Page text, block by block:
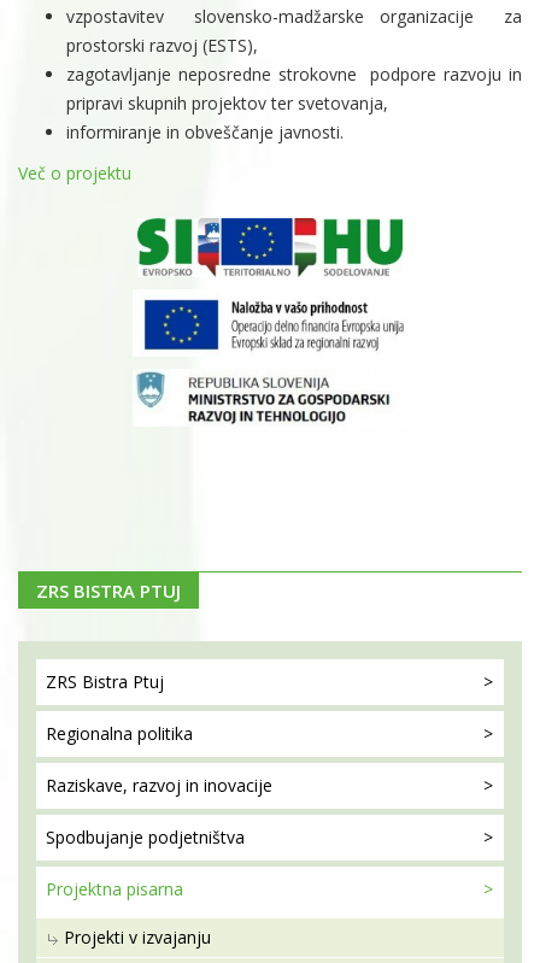
vzpostavitev slovensko-madžarske organizacije za
prostorski razvoj (ESTS),
zagotavljanje neposredne strokovne podpore razvoju in
pripravi skupnih projektov ter svetovanja,
informiranje in obveščanje javnosti.
Več o projektu
ZRS BISTRA PTUJ
ZRS Bistra Ptuj
Regionalna politika
Raziskave, razvoj in inovacije
Spodbujanje podjetništva
Projektna pisarna
Projekti v izvajanju